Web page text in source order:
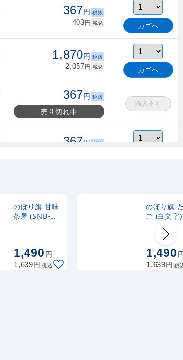
367円 税抜
403円 税込 カゴへ
1,870円 税抜
2,057円 税込 カゴへ
367円 税抜
売り切れ中
購入不可
367円 税抜
のぼり旗 甘味
茶屋 (SNB-
1,490円
1,639円 税込
のぼり旗
ご (白文字)
(SNB-
1,490
1,639円 税